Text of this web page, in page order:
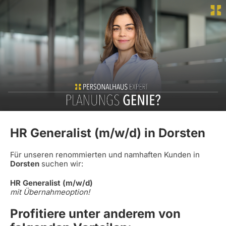
HR Generalist (m/w/d) in Dorsten
Für unseren renommierten und namhaften Kunden in
Dorsten suchen wir:
HR Generalist (m/w/d)
mit Übernahmeoption!
Profitiere unter anderem von